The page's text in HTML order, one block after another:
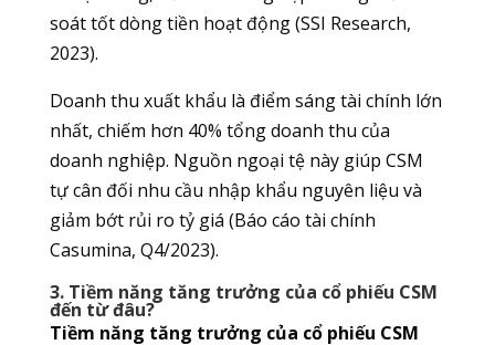
soát tốt dòng tiền hoạt động (SSI Research,
2023).
Doanh thu xuất khẩu là điểm sáng tài chính lớn
nhất, chiếm hơn 40% tổng doanh thu của
doanh nghiệp. Nguồn ngoại tệ này giúp CSM
tự cân đối nhu cầu nhập khẩu nguyên liệu và
giảm bớt rủi ro tỷ giá (Báo cáo tài chính
Casumina, Q4/2023).
3. Tiềm năng tăng trưởng của cổ phiếu CSM
đến từ đâu?
Tiềm năng tăng trưởng của cổ phiếu CSM